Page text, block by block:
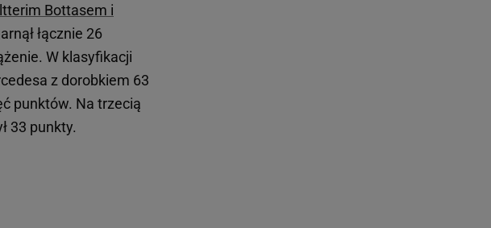
Bottasem i
łącznie 26
W klasyfikacji
z dorobkiem 63
punktów. Na trzecią
33 punkty.